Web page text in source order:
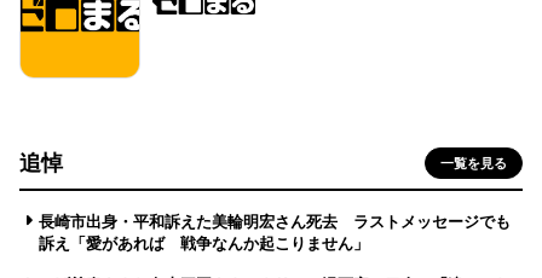
追悼 一覧を見る
長崎市出身・平和訴えた美輪明宏さん死去 ラストメッセージでも
訴え「愛があれば 戦争なんか起こりません」